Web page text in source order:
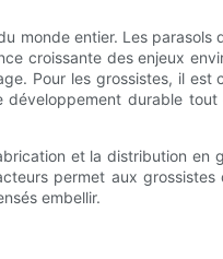
monde entier. Les
croissante des enjeux
Pour les grossistes, il
durable
et la distribution
permet aux
embellir.